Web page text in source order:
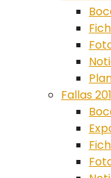
Fallas